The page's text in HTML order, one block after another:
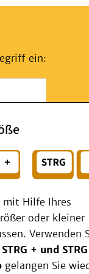
ein:
mit Hilfe Ihres
oder kleiner
Verwenden
STRG + und
gelangen Sie
(KIM)